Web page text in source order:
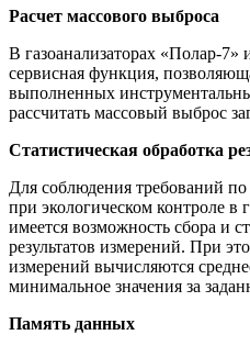
Расчет массового выброса
В газоанализаторах «Полар-7»
сервисная функция,
выполненных
рассчитать массовый выброс
Статистическая обработка
Для соблюдения требований по
при экологическом контроле в
имеется возможность сбора и
результатов измерений. При
измерений вычисляются
минимальное значения за
Память данных